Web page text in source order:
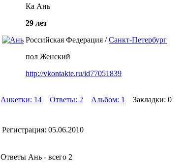
Ка Ань
29 лет
Российская Федерация /Санкт-Петербург
пол Женский
http://vkontakte.ru/id77051839
Анкетки: 14 Ответы: 2 Альбом: 1 Закладки: 0
Регистрация: 05.06.2010
Ответы Ань - всего 2